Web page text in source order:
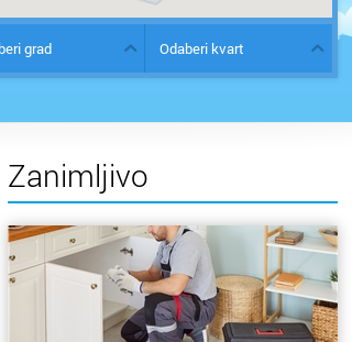
grad Odaberi kvart
Zanimljivo